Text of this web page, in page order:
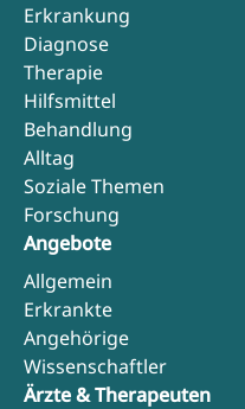
Erkrankung
Diagnose
Therapie
Hilfsmittel
Behandlung
Alltag
Soziale Themen
Forschung
Angebote
Allgemein
Erkrankte
Angehörige
Wissenschaftler
Ärzte & Therapeuten